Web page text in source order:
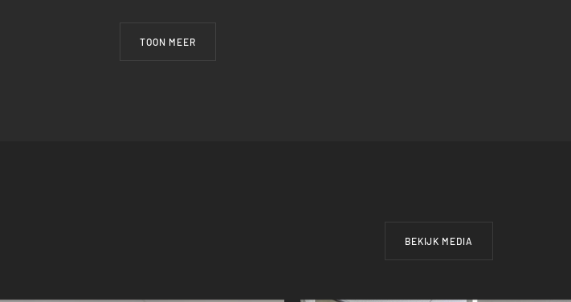
TOON MEER
BEKIJK MEDIA